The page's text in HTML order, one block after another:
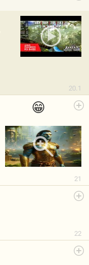
20.1
😁
21
22